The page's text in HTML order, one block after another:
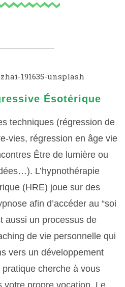
Ésotérique
techniques (régression de
vies, régression en âge vie
Être de lumière ou
L’hypnothérapie
(HRE) joue sur des
afin d’accéder au “soi
aussi un processus de
de vie personnelle qui
vers un développement
cherche à vous
votre propre vocation. Le